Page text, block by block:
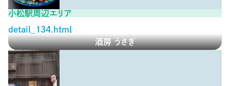
小松駅周辺エリア
detail_134.html
酒房 うさぎ